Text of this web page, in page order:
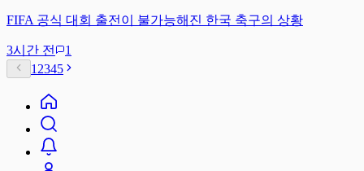
FIFA 공식 대회 출전이 불가능해진 한국 축구의 상황
3시간 전
1
1 2345